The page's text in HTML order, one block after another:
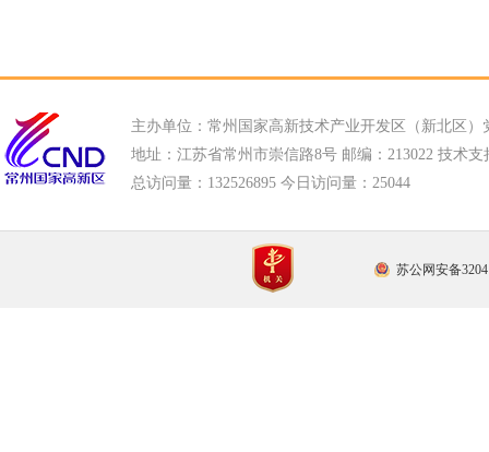
主办单位：常州国家高新技术产业开发区（新北区）
地址：江苏省常州市崇信路8号 邮编：213022 技术支
总访问量： 132526895 今日访问量： 25044
苏公网安备